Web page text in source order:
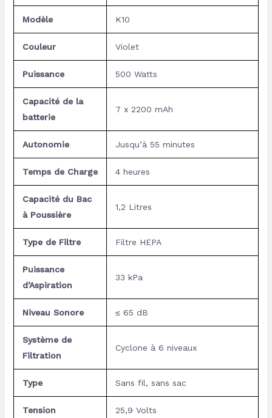
Modèle K10
Couleur Violet
Puissance 500 Watts
Capacité de la
batterie
7 x 2200 mAh
Autonomie Jusqu’à 55 minutes
Temps de Charge 4 heures
Capacité du Bac
à Poussière
1,2 Litres
Type de Filtre Filtre HEPA
Puissance
d’Aspiration
33 kPa
Niveau Sonore ≤ 65 dB
Système de
Filtration
Cyclone à 6 niveaux
Type Sans fil, sans sac
Tension 25,9 Volts